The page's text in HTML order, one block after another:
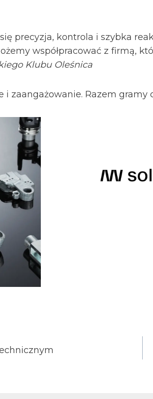
precyzja, kontrola i szybka
współpracować z firmą,
Klubu Oleśnica
zaangażowanie. Razem gramy